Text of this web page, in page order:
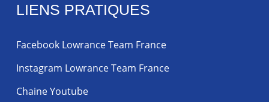
LIENS PRATIQUES
Facebook Lowrance Team France
Instagram Lowrance Team France
Chaine Youtube